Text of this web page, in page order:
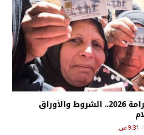
معاش تكافل وكرامة 2026.. الشروط والأوراق